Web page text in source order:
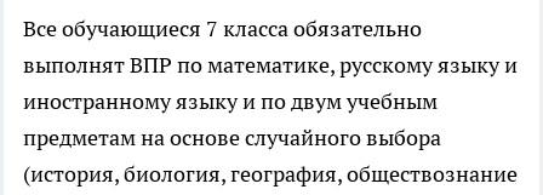
Все обучающиеся 7 класса обязательно
выполнят ВПР по математике, русскому языку и
иностранному языку и по двум учебным
предметам на основе случайного выбора
(история, биология, география, обществознание